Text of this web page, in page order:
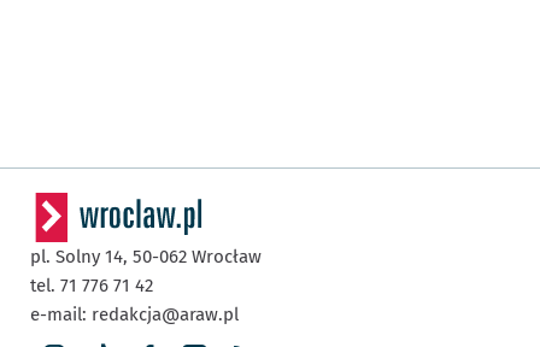
pl. Solny 14, 50-062 Wrocław
tel. 71 776 71 42
e-mail: redakcja@araw.pl